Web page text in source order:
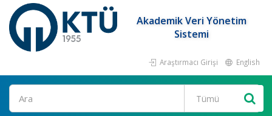
Akademik Veri Yönetim
Sistemi
Araştırmacı Girişi English
Ara